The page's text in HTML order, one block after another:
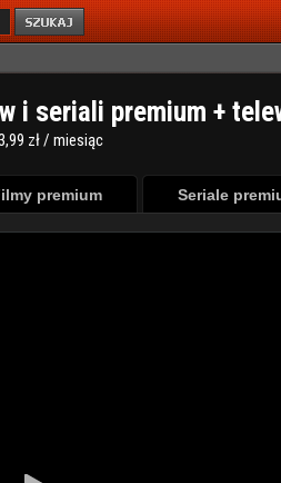
i seriali premium +
zł / miesiąc
premium Seriale